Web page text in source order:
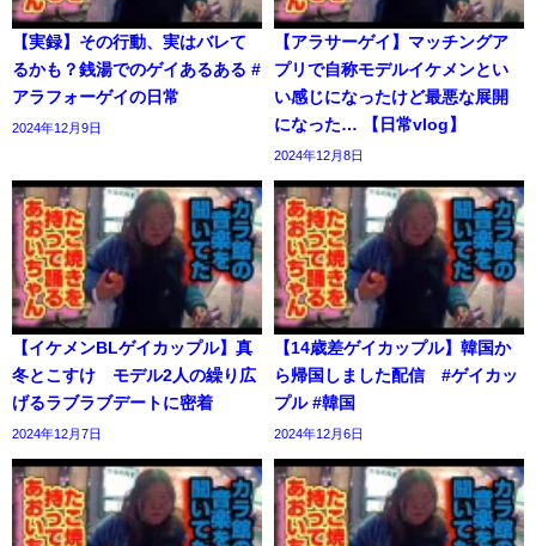
【実録】その行動、実はバレて
るかも？銭湯でのゲイあるある #
アラフォーゲイの日常
2024年12月9日
【アラサーゲイ】マッチングア
プリで自称モデルイケメンとい
い感じになったけど最悪な展開
になった… 【日常vlog】
2024年12月8日
【イケメンBLゲイカップル】真
冬とこすけ モデル2人の繰り広
げるラブラブデートに密着
2024年12月7日
【14歳差ゲイカップル】韓国か
ら帰国しました配信 #ゲイカッ
プル #韓国
2024年12月6日